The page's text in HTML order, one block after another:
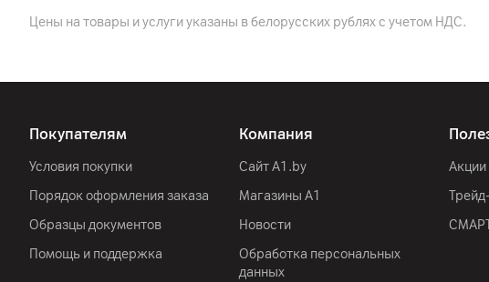
Гарантия
Импортер
Цены на товары и услуги указаны в белорусских рублях с учетом НДС.
Покупателям
Условия покупки
Порядок оформления заказа
Образцы документов
Помощь и поддержка
Компания
Сайт A1.by
Магазины А1
Новости
Обработка персональных
данных
Акции